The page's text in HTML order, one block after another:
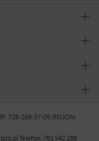
728-268-57-09, REGON:
Telefon: 781 542 288